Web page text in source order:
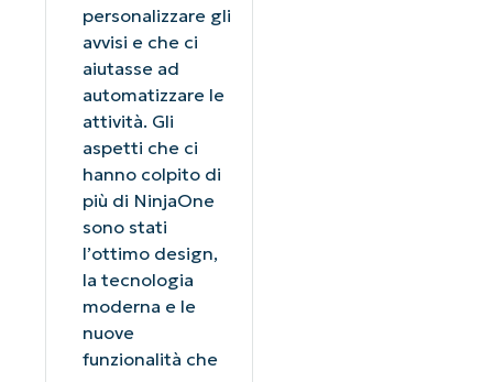
personalizzare gli
avvisi e che ci
aiutasse ad
automatizzare le
attività. Gli
aspetti che ci
hanno colpito di
più di NinjaOne
sono stati
l’ottimo design,
la tecnologia
moderna e le
nuove
funzionalità che